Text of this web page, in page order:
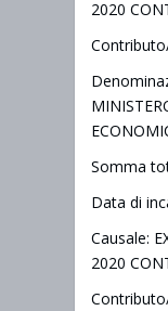
2020
Somma
Data di
Causale:
2020